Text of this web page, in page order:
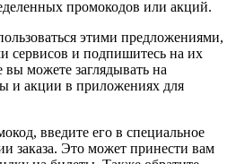
промокодов или акций.
этими предложениями,
сервисов и подпишитесь на их
можете заглядывать на
и акции в приложениях для
введите его в специальное
заказа. Это может принести вам